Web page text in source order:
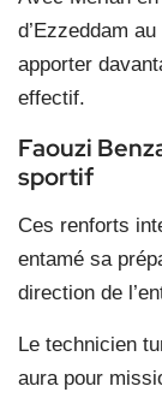
d’Ezzeddam
apporter
effectif.
Faouzi
sportif
Ces renforts
entamé sa
direction de
Le technicien
aura pour